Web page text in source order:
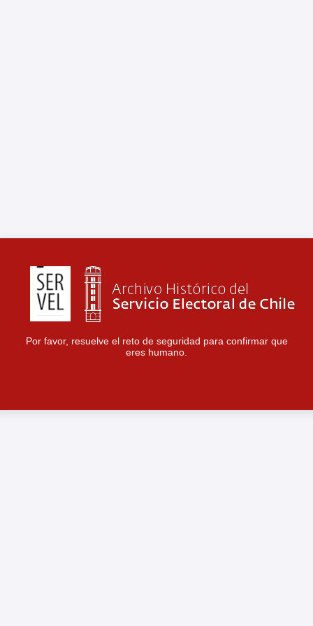
Por favor, resuelve el reto de seguridad para confirmar que
eres humano.